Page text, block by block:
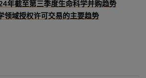
年截至第三季度生命科学并购趋势
领域授权许可交易的主要趋势